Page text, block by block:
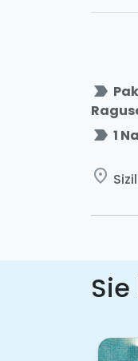
label_important
label_important 1
place